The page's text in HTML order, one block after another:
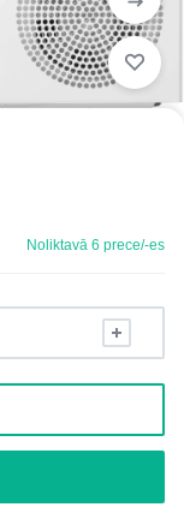
Noliktavā 6 prece/-es